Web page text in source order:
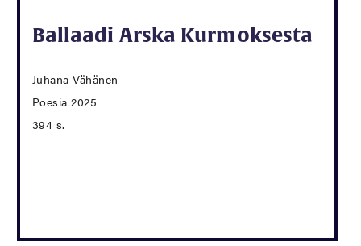
Ballaadi Arska Kurmoksesta
Juhana Vähänen
Poesia 2025
394 s.